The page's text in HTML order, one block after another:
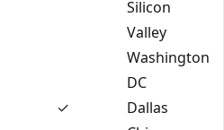
Silicon
Valley
Washington
DC
✓ Dallas